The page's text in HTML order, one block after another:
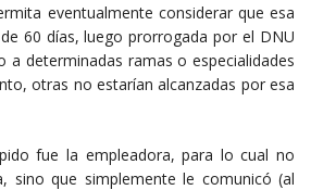
eventualmente considerar que esa
60 días, luego prorrogada por el DNU
a determinadas ramas o especialidades
otras no estarían alcanzadas por esa
fue la empleadora, para lo cual no
sino que simplemente le comunicó (al